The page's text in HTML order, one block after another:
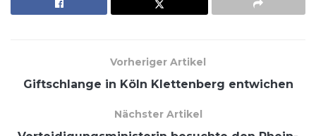
Vorheriger Artikel
Giftschlange in Köln Klettenberg entwichen
Nächster Artikel